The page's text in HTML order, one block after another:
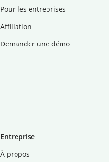
Pour les entreprises
Affiliation
Demander une démo
Entreprise
À propos